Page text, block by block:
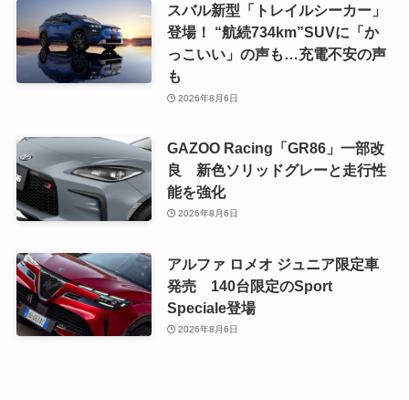
スバル新型「トレイルシーカー」
登場！ “航続734km”SUVに「か
っこいい」の声も…充電不安の声
も
2026年8月6日
GAZOO Racing「GR86」一部改
良 新色ソリッドグレーと走行性
能を強化
2026年8月6日
アルファ ロメオ ジュニア限定車
発売 140台限定のSport
Speciale登場
2026年8月6日